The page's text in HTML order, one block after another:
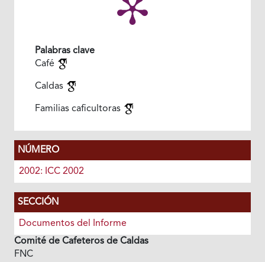
Palabras clave
Café
Caldas
Familias caficultoras
NÚMERO
2002: ICC 2002
SECCIÓN
Documentos del Informe
Comité de Cafeteros de Caldas
FNC